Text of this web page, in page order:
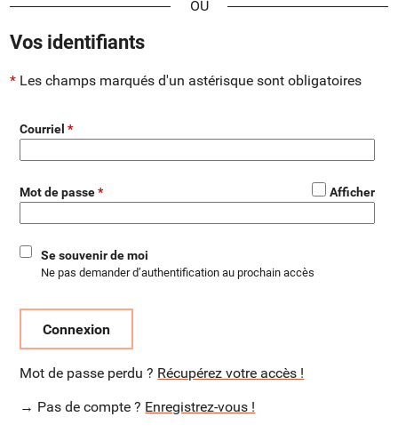
Vos identifiants
Les champs marqués d'un astérisque sont obligatoires
Courriel
*
Mot de passe Afficher
Se souvenir de moi
Ne pas demander d’authentification au prochain accès
Connexion
Mot de passe perdu ? Récupérez votre accès !
→ Pas de compte ? Enregistrez-vous !